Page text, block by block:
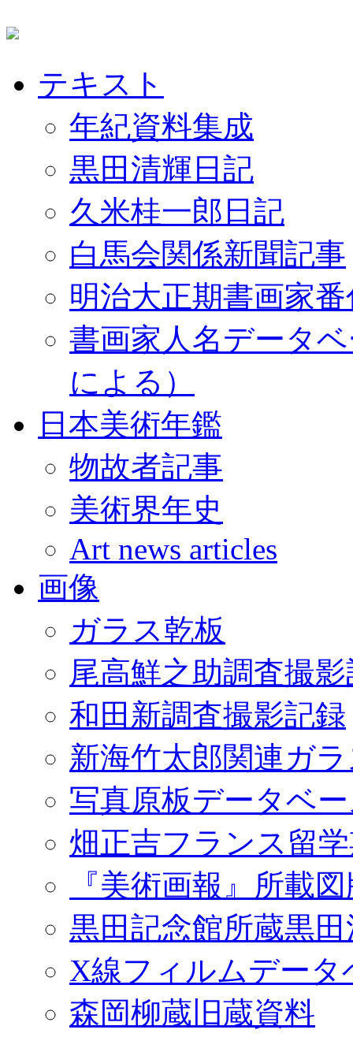
テキスト
年紀資料集成
黒田清輝日記
久米桂一郎日記
白馬会関係新聞記事
明治大正期書画家
書画家人名データ
による）
日本美術年鑑
物故者記事
美術界年史
Art news articles
画像
ガラス乾板
尾高鮮之助調査撮
和田新調査撮影記録
新海竹太郎関連ガ
写真原板データベ
畑正吉フランス留
『美術画報』所載
黒田記念館所蔵黒
X線フィルムデータ
森岡柳蔵旧蔵資料